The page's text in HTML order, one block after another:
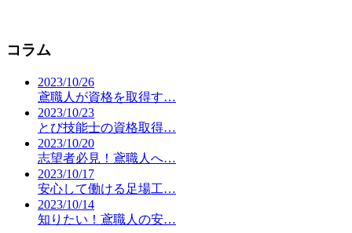
コラム
2023/10/26
鳶職人が資格を取得す…
2023/10/23
とび技能士の資格取得…
2023/10/20
志望者必見！鳶職人へ…
2023/10/17
安心して働ける足場工…
2023/10/14
知りたい！鳶職人の安…